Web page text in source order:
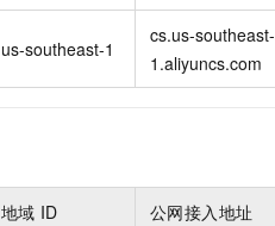
us-southeast-1
cs.us-southeast-
1.aliyuncs.com
地域 ID 公网接入地址